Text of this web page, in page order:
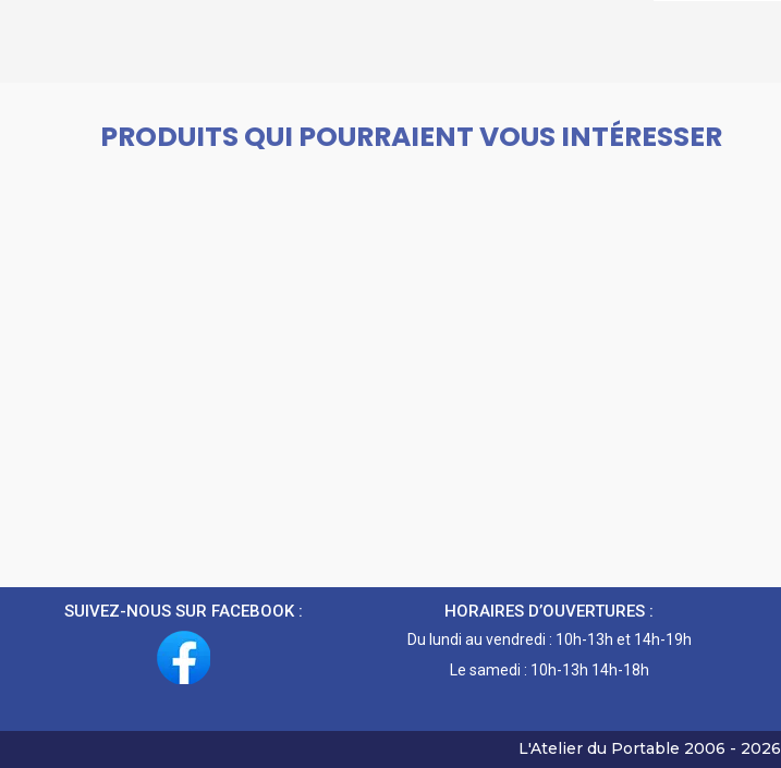
PRODUITS QUI POURRAIENT VOUS INTÉRESSER
SUIVEZ-NOUS SUR FACEBOOK : HORAIRES D’OUVERTURES :
Du lundi au vendredi : 10h-13h et 14h-19h
Le samedi : 10h-13h 14h-18h
L'Atelier du Portable 2006 - 2026